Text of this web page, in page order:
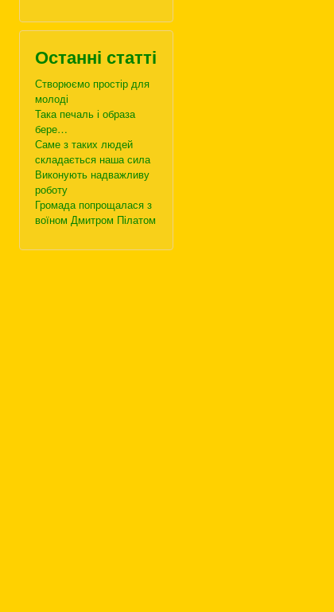
Останні статті
Створюємо простір для
молоді
Така печаль і образа
бере…
Саме з таких людей
складається наша сила
Виконують надважливу
роботу
Громада попрощалася з
воїном Дмитром Пілатом